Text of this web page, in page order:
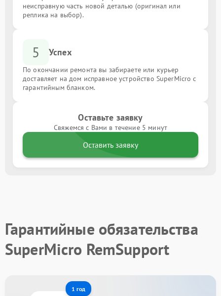
неисправную часть новой деталью (оригинал или
реплика на выбор).
5 Успех
По окончании ремонта вы забираете или курьер
доставляет на дом исправное устройство SuperMicro с
гарантийным бланком.
Оставьте заявку
Свяжемся с Вами в течение 5 минут
Оставить заявку
Гарантийные обязательства
SuperMicro RemSupport
1 год